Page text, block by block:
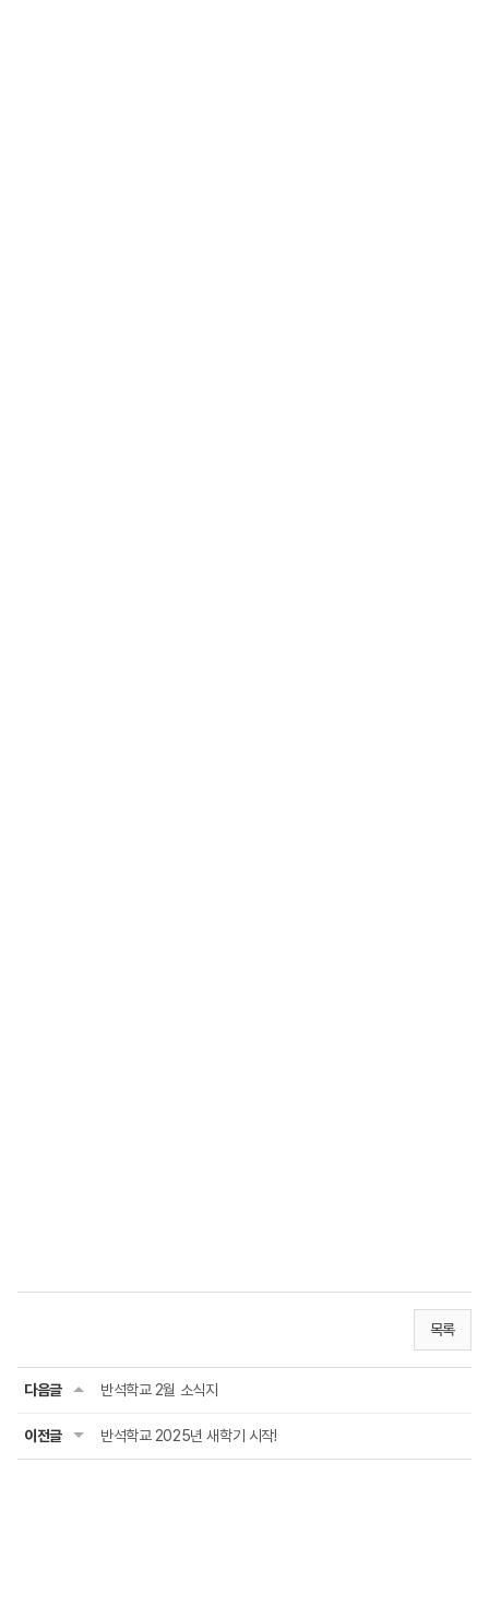
목록
다음글 반석학교 2월 소식지
이전글 반석학교 2025년 새학기 시작!